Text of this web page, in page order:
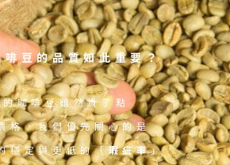
啡豆的品質如此重要？
咖啡豆雖然貴了點
格，我們優先關心的是
穩定與更低的「瑕疵率」